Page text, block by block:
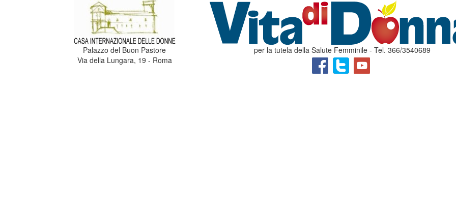
Palazzo del Buon Pastore
Via della Lungara, 19 - Roma
per la tutela della Salute Femminile - Tel. 366/3540689